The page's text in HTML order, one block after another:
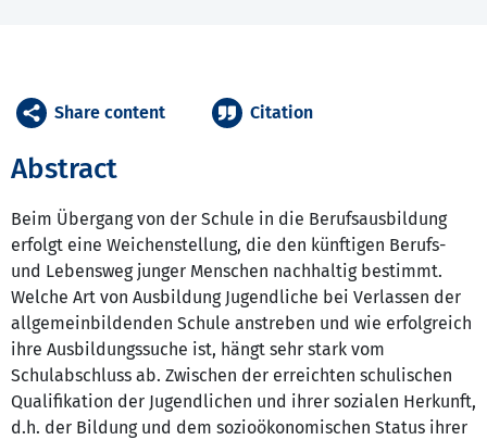
Abstract
Beim Übergang von der Schule in die Berufsausbildung
erfolgt eine Weichenstellung, die den künftigen Berufs-
und Lebensweg junger Menschen nachhaltig bestimmt.
Welche Art von Ausbildung Jugendliche bei Verlassen der
allgemeinbildenden Schule anstreben und wie erfolgreich
ihre Ausbildungssuche ist, hängt sehr stark vom
Schulabschluss ab. Zwischen der erreichten schulischen
Qualifikation der Jugendlichen und ihrer sozialen Herkunft,
d.h. der Bildung und dem sozioökonomischen Status ihrer
Share content Citation